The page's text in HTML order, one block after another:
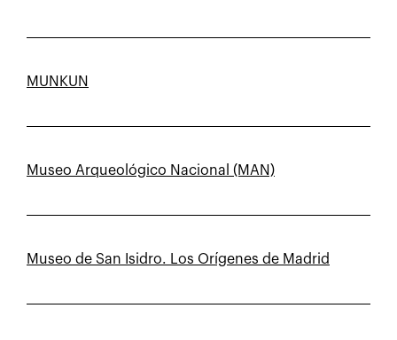
MUNKUN
Museo Arqueológico Nacional (MAN)
Museo de San Isidro. Los Orígenes de Madrid